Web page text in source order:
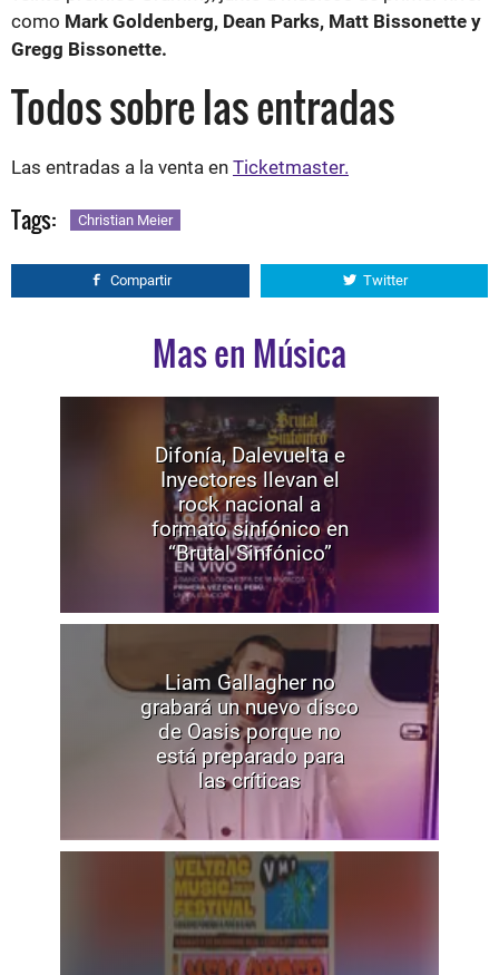
como Mark Goldenberg, Dean Parks, Matt Bissonette y
Gregg Bissonette.
Todos sobre las entradas
Las entradas a la venta en Ticketmaster.
Tags: Christian Meier
Compartir Twitter
Mas en Música
Difonía, Dalevuelta e
Inyectores llevan el
rock nacional a
formato sinfónico en
“Brutal Sinfónico”
Liam Gallagher no
grabará un nuevo disco
de Oasis porque no
está preparado para
las críticas